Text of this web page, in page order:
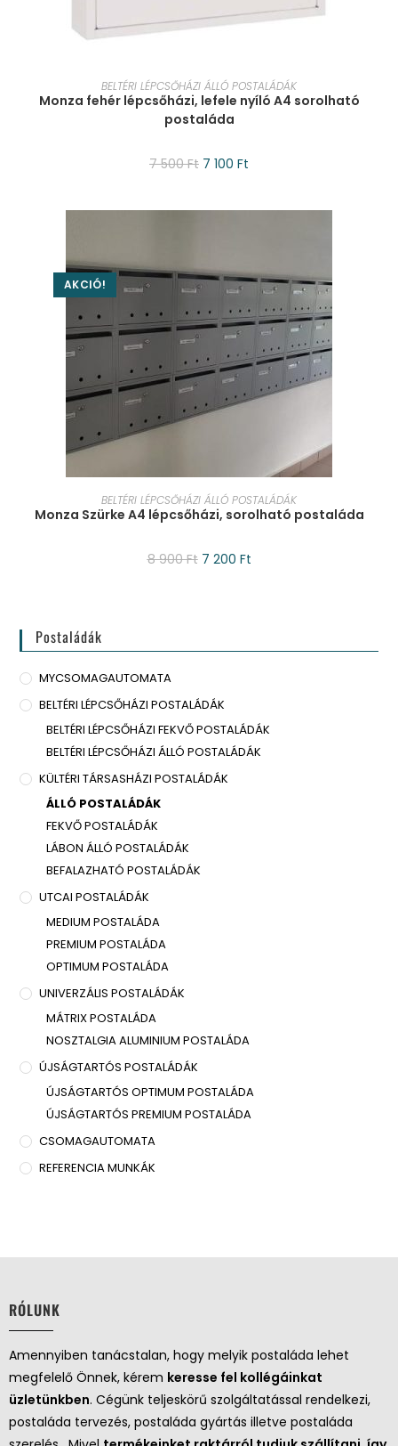
KOSÁRBA TESZEM
BELTÉRI LÉPCSŐHÁZI ÁLLÓ POSTALÁDÁK
Monza fehér lépcsőházi, lefele nyíló A4 sorolható
postaláda
7 500Ft 7 100 Ft
AKCIÓ!
KOSÁRBA TESZEM
BELTÉRI LÉPCSŐHÁZI ÁLLÓ POSTALÁDÁK
Monza Szürke A4 lépcsőházi, sorolható postaláda
8 900Ft 7 200 Ft
Postaládák
MYCSOMAGAUTOMATA
BELTÉRI LÉPCSŐHÁZI POSTALÁDÁK
BELTÉRI LÉPCSŐHÁZI FEKVŐ POSTALÁDÁK
BELTÉRI LÉPCSŐHÁZI ÁLLÓ POSTALÁDÁK
KÜLTÉRI TÁRSASHÁZI POSTALÁDÁK
ÁLLÓ POSTALÁDÁK
FEKVŐ POSTALÁDÁK
LÁBON ÁLLÓ POSTALÁDÁK
BEFALAZHATÓ POSTALÁDÁK
UTCAI POSTALÁDÁK
MEDIUM POSTALÁDA
PREMIUM POSTALÁDA
OPTIMUM POSTALÁDA
UNIVERZÁLIS POSTALÁDÁK
MÁTRIX POSTALÁDA
NOSZTALGIA ALUMINIUM POSTALÁDA
ÚJSÁGTARTÓS POSTALÁDÁK
ÚJSÁGTARTÓS OPTIMUM POSTALÁDA
ÚJSÁGTARTÓS PREMIUM POSTALÁDA
CSOMAGAUTOMATA
REFERENCIA MUNKÁK
RÓLUNK
Amennyiben tanácstalan, hogy melyik postaláda lehet
megfelelő Önnek, kérem keresse fel kollégáinkat
üzletünkben. Cégünk teljeskörű szolgáltatással rendelkezi,
postaláda tervezés, postaláda gyártás illetve postaláda